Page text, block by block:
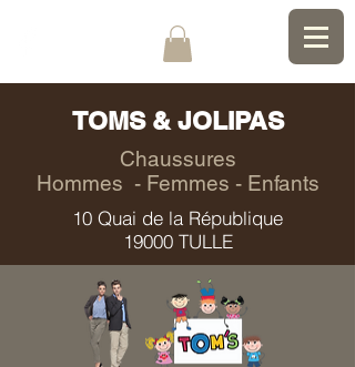
TOMS & JOLIPAS
Chaussures
Hommes - Femmes - Enfants
10 Quai de la République
19000 TULLE